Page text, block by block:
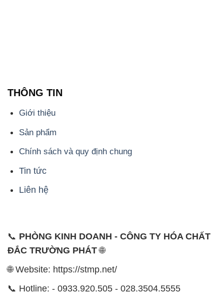
THÔNG TIN
Giới thiệu
Sản phẩm
Chính sách và quy định chung
Tin tức
Liên hệ
📞 PHÒNG KINH DOANH - CÔNG TY HÓA CHẤT
ĐẮC TRƯỜNG PHÁT🌐
🌐 Website: https://stmp.net/
📞 Hotline: - 0933.920.505 - 028.3504.5555